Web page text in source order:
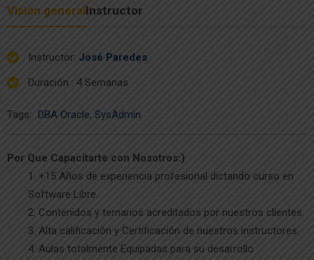
Visión generalInstructor
Instructor: José Paredes
Duración : 4 Semanas
Tags: DBA Oracle, SysAdmin
Por Que Capacitarte con Nosotros:)
+15 Años de experiencia profesional dictando curso en
Software Libre.
Contenidos y temarios acreditados por nuestros clientes.
Alta calificación y Certificación de nuestros instructores.
Aulas totalmente Equipadas para su desarrollo